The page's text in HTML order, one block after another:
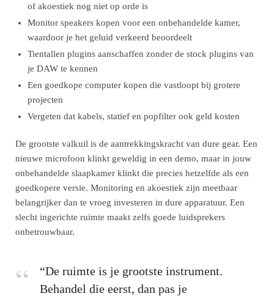
of akoestiek nog niet op orde is
Monitor speakers kopen voor een onbehandelde kamer,
waardoor je het geluid verkeerd beoordeelt
Tientallen plugins aanschaffen zonder de stock plugins van
je DAW te kennen
Een goedkope computer kopen die vastloopt bij grotere
projecten
Vergeten dat kabels, statief en popfilter ook geld kosten
De grootste valkuil is de aantrekkingskracht van dure gear. Een
nieuwe microfoon klinkt geweldig in een demo, maar in jouw
onbehandelde slaapkamer klinkt die precies hetzelfde als een
goedkopere versie. Monitoring en akoestiek zijn meetbaar
belangrijker dan te vroeg investeren in dure apparatuur. Een
slecht ingerichte ruimte maakt zelfs goede luidsprekers
onbetrouwbaar.
“De ruimte is je grootste instrument.
Behandel die eerst, dan pas je